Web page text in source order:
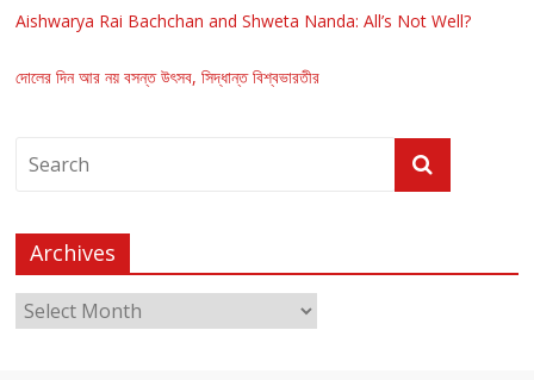
Aishwarya Rai Bachchan and Shweta Nanda: All’s Not Well?
দোলের দিন আর নয় বসন্ত উৎসব, সিদ্ধান্ত বিশ্বভারতীর
Archives